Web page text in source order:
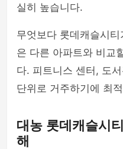
실히 높습니다.
무엇보다 롯데캐슬시
은 다른 아파트와 비교
다. 피트니스 센터, 도
단위로 거주하기에 최
대농 롯데캐슬시
해